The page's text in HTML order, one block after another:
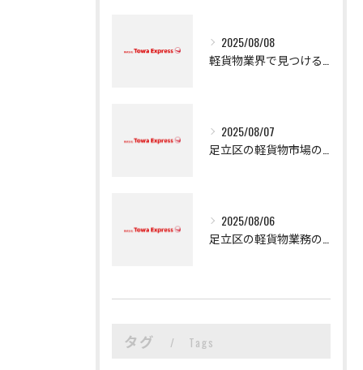
2025/08/08
2025/08/07
2025/08/06
タグ Tags